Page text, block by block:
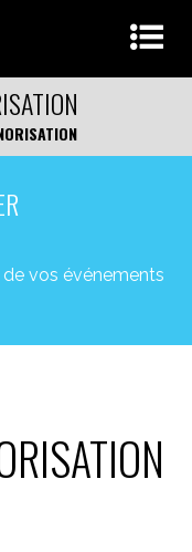
vos événements